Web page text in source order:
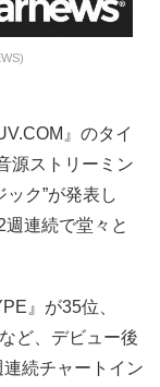
』のタイ
源ストリーミン
ク”が発表し
週連続で堂々と
』が35位、
ど、デビュー後
続チャートイン